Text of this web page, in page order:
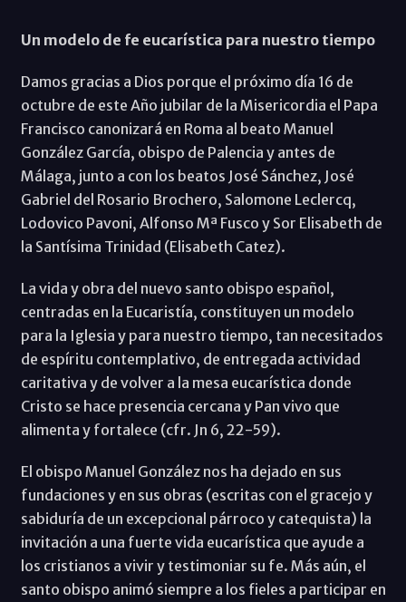
Un modelo de fe eucarística para nuestro tiempo
Damos gracias a Dios porque el próximo día 16 de
octubre de este Año jubilar de la Misericordia el Papa
Francisco canonizará en Roma al beato Manuel
González García, obispo de Palencia y antes de
Málaga, junto a con los beatos José Sánchez, José
Gabriel del Rosario Brochero, Salomone Leclercq,
Lodovico Pavoni, Alfonso Mª Fusco y Sor Elisabeth de
la Santísima Trinidad (Elisabeth Catez).
La vida y obra del nuevo santo obispo español,
centradas en la Eucaristía, constituyen un modelo
para la Iglesia y para nuestro tiempo, tan necesitados
de espíritu contemplativo, de entregada actividad
caritativa y de volver a la mesa eucarística donde
Cristo se hace presencia cercana y Pan vivo que
alimenta y fortalece (cfr. Jn 6, 22-59).
El obispo Manuel González nos ha dejado en sus
fundaciones y en sus obras (escritas con el gracejo y
sabiduría de un excepcional párroco y catequista) la
invitación a una fuerte vida eucarística que ayude a
los cristianos a vivir y testimoniar su fe. Más aún, el
santo obispo animó siempre a los fieles a participar en